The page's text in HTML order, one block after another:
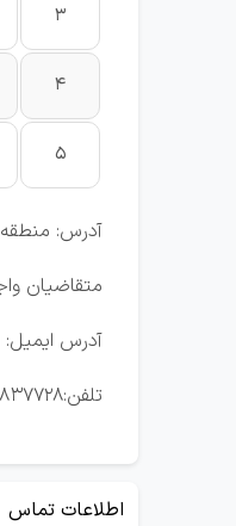
3
4
5
آدرس:
متقاضیان
آدرس ایمیل: 4asco2011@gmail.com
تلفن:03145837728- 09913783436
اطلاعات تماس